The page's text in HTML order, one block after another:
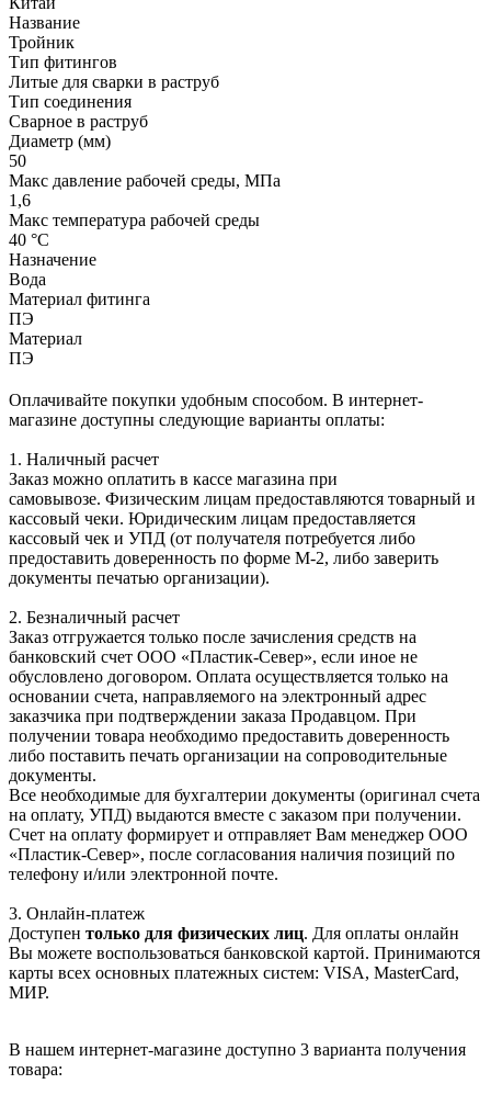
Название
Тройник
Тип фитингов
Литые для сварки в раструб
Тип соединения
Сварное в раструб
Диаметр (мм)
50
Макс давление рабочей среды, МПа
1,6
Макс температура рабочей среды
40 °С
Назначение
Вода
Материал фитинга
ПЭ
Материал
ПЭ
Оплачивайте покупки удобным способом. В интернет-
магазине доступны следующие варианты оплаты:
1. Наличный расчет
Заказ можно оплатить в кассе магазина при
самовывозе. Физическим лицам предоставляются товарный и
кассовый чеки. Юридическим лицам предоставляется
кассовый чек и УПД (от получателя потребуется либо
предоставить доверенность по форме М-2, либо заверить
документы печатью организации).
2. Безналичный расчет
Заказ отгружается только после зачисления средств на
банковский счет ООО «Пластик-Север», если иное не
обусловлено договором. Оплата осуществляется только на
основании счета, направляемого на электронный адрес
заказчика при подтверждении заказа Продавцом. При
получении товара необходимо предоставить доверенность
либо поставить печать организации на сопроводительные
документы.
Все необходимые для бухгалтерии документы (оригинал счета
на оплату, УПД) выдаются вместе с заказом при получении.
Счет на оплату формирует и отправляет Вам менеджер ООО
«Пластик-Север», после согласования наличия позиций по
телефону и/или электронной почте.
3. Онлайн-платеж
Доступен только для физических лиц. Для оплаты онлайн
Вы можете воспользоваться банковской картой. Принимаются
карты всех основных платежных систем: VISA, MasterCard,
МИР.
В нашем интернет-магазине доступно 3 варианта получения
товара: